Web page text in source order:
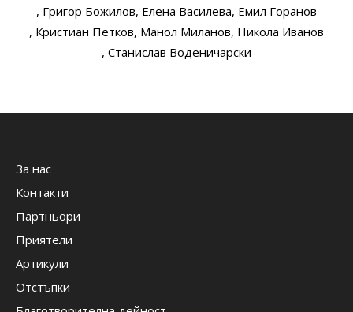
, Григор Божилов, Елена Василева, Емил Горанов
, Кристиан Петков, Манол Миланов, Никола Иванов
, Станислав Воденичарски
За нас
Контакти
Партньори
Приятели
Артикули
Отстъпки